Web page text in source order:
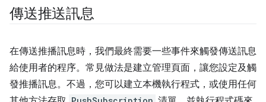
傳送推送訊息
在傳送推播訊息時，我們最終需要一些事件來觸發傳送訊息
給使用者的程序。常見做法是建立管理頁面，讓您設定及觸
發推播訊息。不過，您可以建立本機執行程式，或使用任何